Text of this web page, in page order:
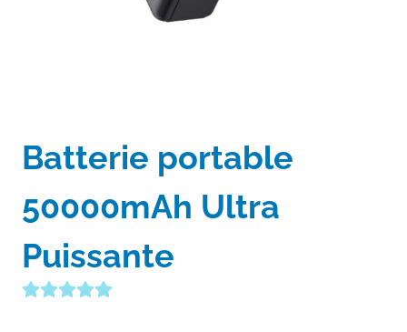
Batterie portable
50000mAh Ultra
Puissante